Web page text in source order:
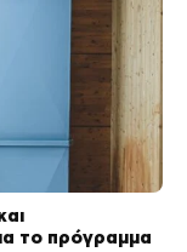
το πρόγραμμα